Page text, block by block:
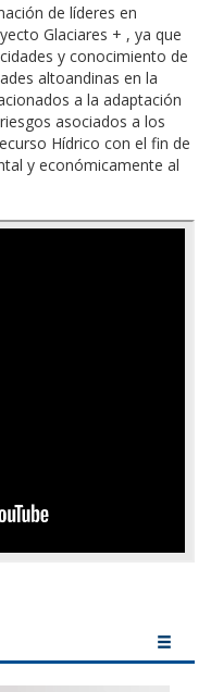
de líderes en
Glaciares + , ya que
y conocimiento de
altoandinas en la
a la adaptación
asociados a los
Hídrico con el fin de
y económicamente al